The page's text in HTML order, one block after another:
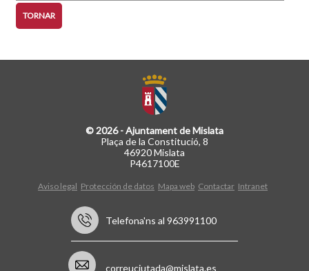
TORNAR
© 2026 - Ajuntament de Mislata
Plaça de la Constitució, 8
46920 Mislata
P4617100E
Aviso legal Protección de datos Mapa web Contactar Intranet
Telefona'ns al 963991100
correuciutada@mislata.es